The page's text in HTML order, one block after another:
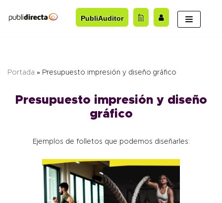
al
PubliAuditor
Portada » Presupuesto impresión y diseño gráfico
Presupuesto impresión y diseño
gráfico
Ejemplos de folletos que podemos diseñarles: